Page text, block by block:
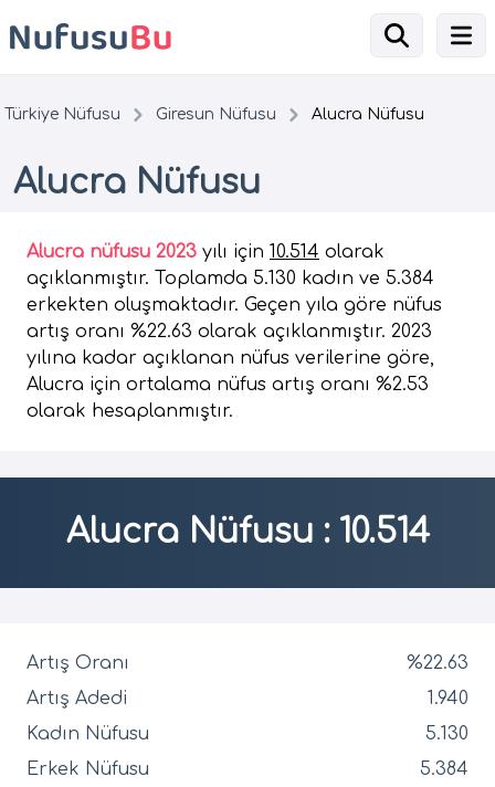
Türkiye Nüfusu Giresun Nüfusu Alucra Nüfusu
Alucra Nüfusu
Alucra nüfusu 2023 yılı için 10.514 olarak
açıklanmıştır. Toplamda 5.130 kadın ve 5.384
erkekten oluşmaktadır. Geçen yıla göre nüfus
artış oranı %22.63 olarak açıklanmıştır. 2023
yılına kadar açıklanan nüfus verilerine göre,
Alucra için ortalama nüfus artış oranı %2.53
olarak hesaplanmıştır.
Alucra Nüfusu : 10.514
Artış Oranı
%22.63
Artış Adedi
1.940
Kadın Nüfusu
5.130
Erkek Nüfusu
5.384